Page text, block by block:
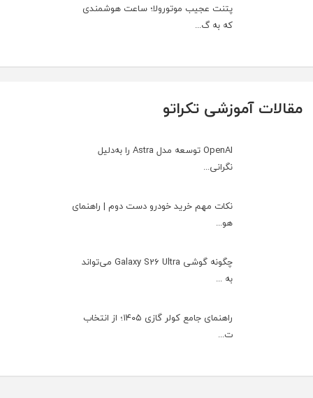
پتنت عجیب موتورولا؛ ساعت هوشمندی
که به گ...
مقالات آموزشی تکراتو
OpenAI توسعه مدل Astra را به‌دلیل
نگرانی...
نکات مهم خرید خودرو دست دوم | راهنمای
هو...
چگونه گوشی Galaxy S26 Ultra می‌تواند
به ...
راهنمای جامع کولر گازی ۱۴۰۵؛ از انتخاب
ت...